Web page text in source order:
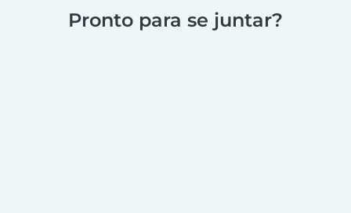
Pronto para se juntar?